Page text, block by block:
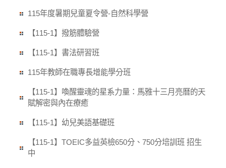
115年度暑期兒童夏令營-自然科學營
【115-1】撥筋體驗營
【115-1】書法研習班
115年教師在職專長增能學分班
【115-1】喚醒靈魂的星系力量：馬雅十三月亮曆的天
賦解密與內在療癒
【115-1】幼兒美語基礎班
【115-1】TOEIC多益英檢650分、750分培訓班 招生
中